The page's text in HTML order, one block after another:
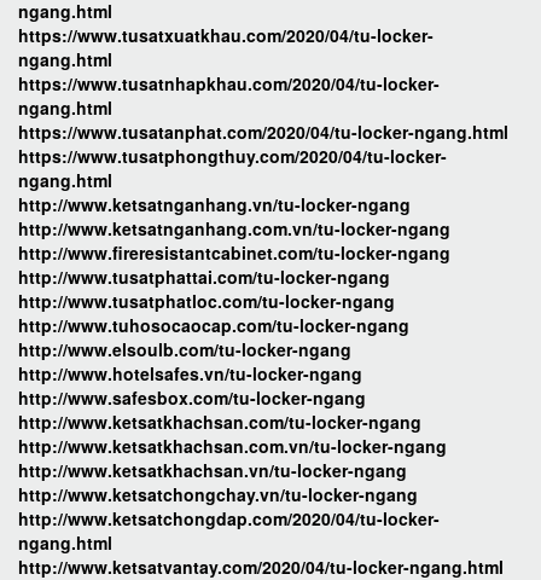
ngang.html
https://www.tusatxuatkhau.com/2020/04/tu-locker-
ngang.html
https://www.tusatnhapkhau.com/2020/04/tu-locker-
ngang.html
https://www.tusatanphat.com/2020/04/tu-locker-ngang.html
https://www.tusatphongthuy.com/2020/04/tu-locker-
ngang.html
http://www.ketsatnganhang.vn/tu-locker-ngang
http://www.ketsatnganhang.com.vn/tu-locker-ngang
http://www.fireresistantcabinet.com/tu-locker-ngang
http://www.tusatphattai.com/tu-locker-ngang
http://www.tusatphatloc.com/tu-locker-ngang
http://www.tuhosocaocap.com/tu-locker-ngang
http://www.elsoulb.com/tu-locker-ngang
http://www.hotelsafes.vn/tu-locker-ngang
http://www.safesbox.com/tu-locker-ngang
http://www.ketsatkhachsan.com/tu-locker-ngang
http://www.ketsatkhachsan.com.vn/tu-locker-ngang
http://www.ketsatkhachsan.vn/tu-locker-ngang
http://www.ketsatchongchay.vn/tu-locker-ngang
http://www.ketsatchongdap.com/2020/04/tu-locker-
ngang.html
http://www.ketsatvantay.com/2020/04/tu-locker-ngang.html